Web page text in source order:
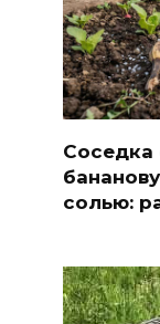
Соседка
солью: